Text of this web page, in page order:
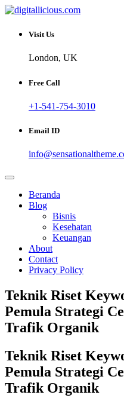
Skip
content
Sharing Digital Information
Visit Us
London, UK
Free Call
+1-541-754-3010
Email ID
Beranda
Blog
Bisnis
Kesehatan
Keuangan
About
Contact
Privacy Policy
Teknik Riset
Pemula Strategi
Trafik Organik
Teknik Riset
Pemula Strategi
Trafik Organik